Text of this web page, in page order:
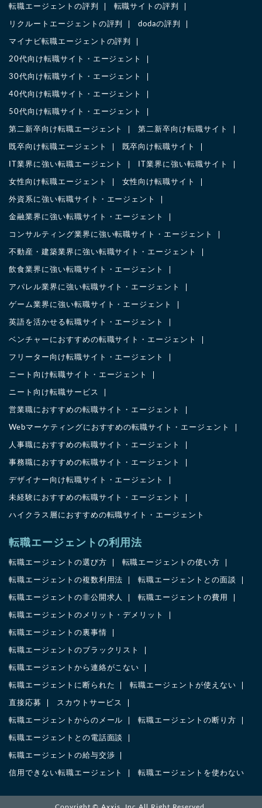
転職エージェントの評判 転職サイトの評判
リクルートエージェントの評判 dodaの評判
マイナビ転職エージェントの評判
20代向け転職サイト・エージェント
30代向け転職サイト・エージェント
40代向け転職サイト・エージェント
50代向け転職サイト・エージェント
第二新卒向け転職エージェント 第二新卒向け転職サイト
既卒向け転職エージェント 既卒向け転職サイト
IT業界に強い転職エージェント IT業界に強い転職サイト
女性向け転職エージェント 女性向け転職サイト
外資系に強い転職サイト・エージェント
金融業界に強い転職サイト・エージェント
コンサルティング業界に強い転職サイト・エージェント
不動産・建築業界に強い転職サイト・エージェント
飲食業界に強い転職サイト・エージェント
アパレル業界に強い転職サイト・エージェント
ゲーム業界に強い転職サイト・エージェント
英語を活かせる転職サイト・エージェント
ベンチャーにおすすめの転職サイト・エージェント
フリーター向け転職サイト・エージェント
ニート向け転職サイト・エージェント
ニート向け転職サービス
営業職におすすめの転職サイト・エージェント
Webマーケティングにおすすめの転職サイト・エージェント
人事職におすすめの転職サイト・エージェント
事務職におすすめの転職サイト・エージェント
デザイナー向け転職サイト・エージェント
未経験におすすめの転職サイト・エージェント
ハイクラス層におすすめの転職サイト・エージェント
転職エージェントの利用法
転職エージェントの選び方 転職エージェントの使い方
転職エージェントの複数利用法 転職エージェントとの面談
転職エージェントの非公開求人 転職エージェントの費用
転職エージェントのメリット・デメリット
転職エージェントの裏事情
転職エージェントのブラックリスト
転職エージェントから連絡がこない
転職エージェントに断られた 転職エージェントが使えない
直接応募 スカウトサービス
転職エージェントからのメール 転職エージェントの断り方
転職エージェントとの電話面談
転職エージェントの給与交渉
信用できない転職エージェント 転職エージェントを使わない